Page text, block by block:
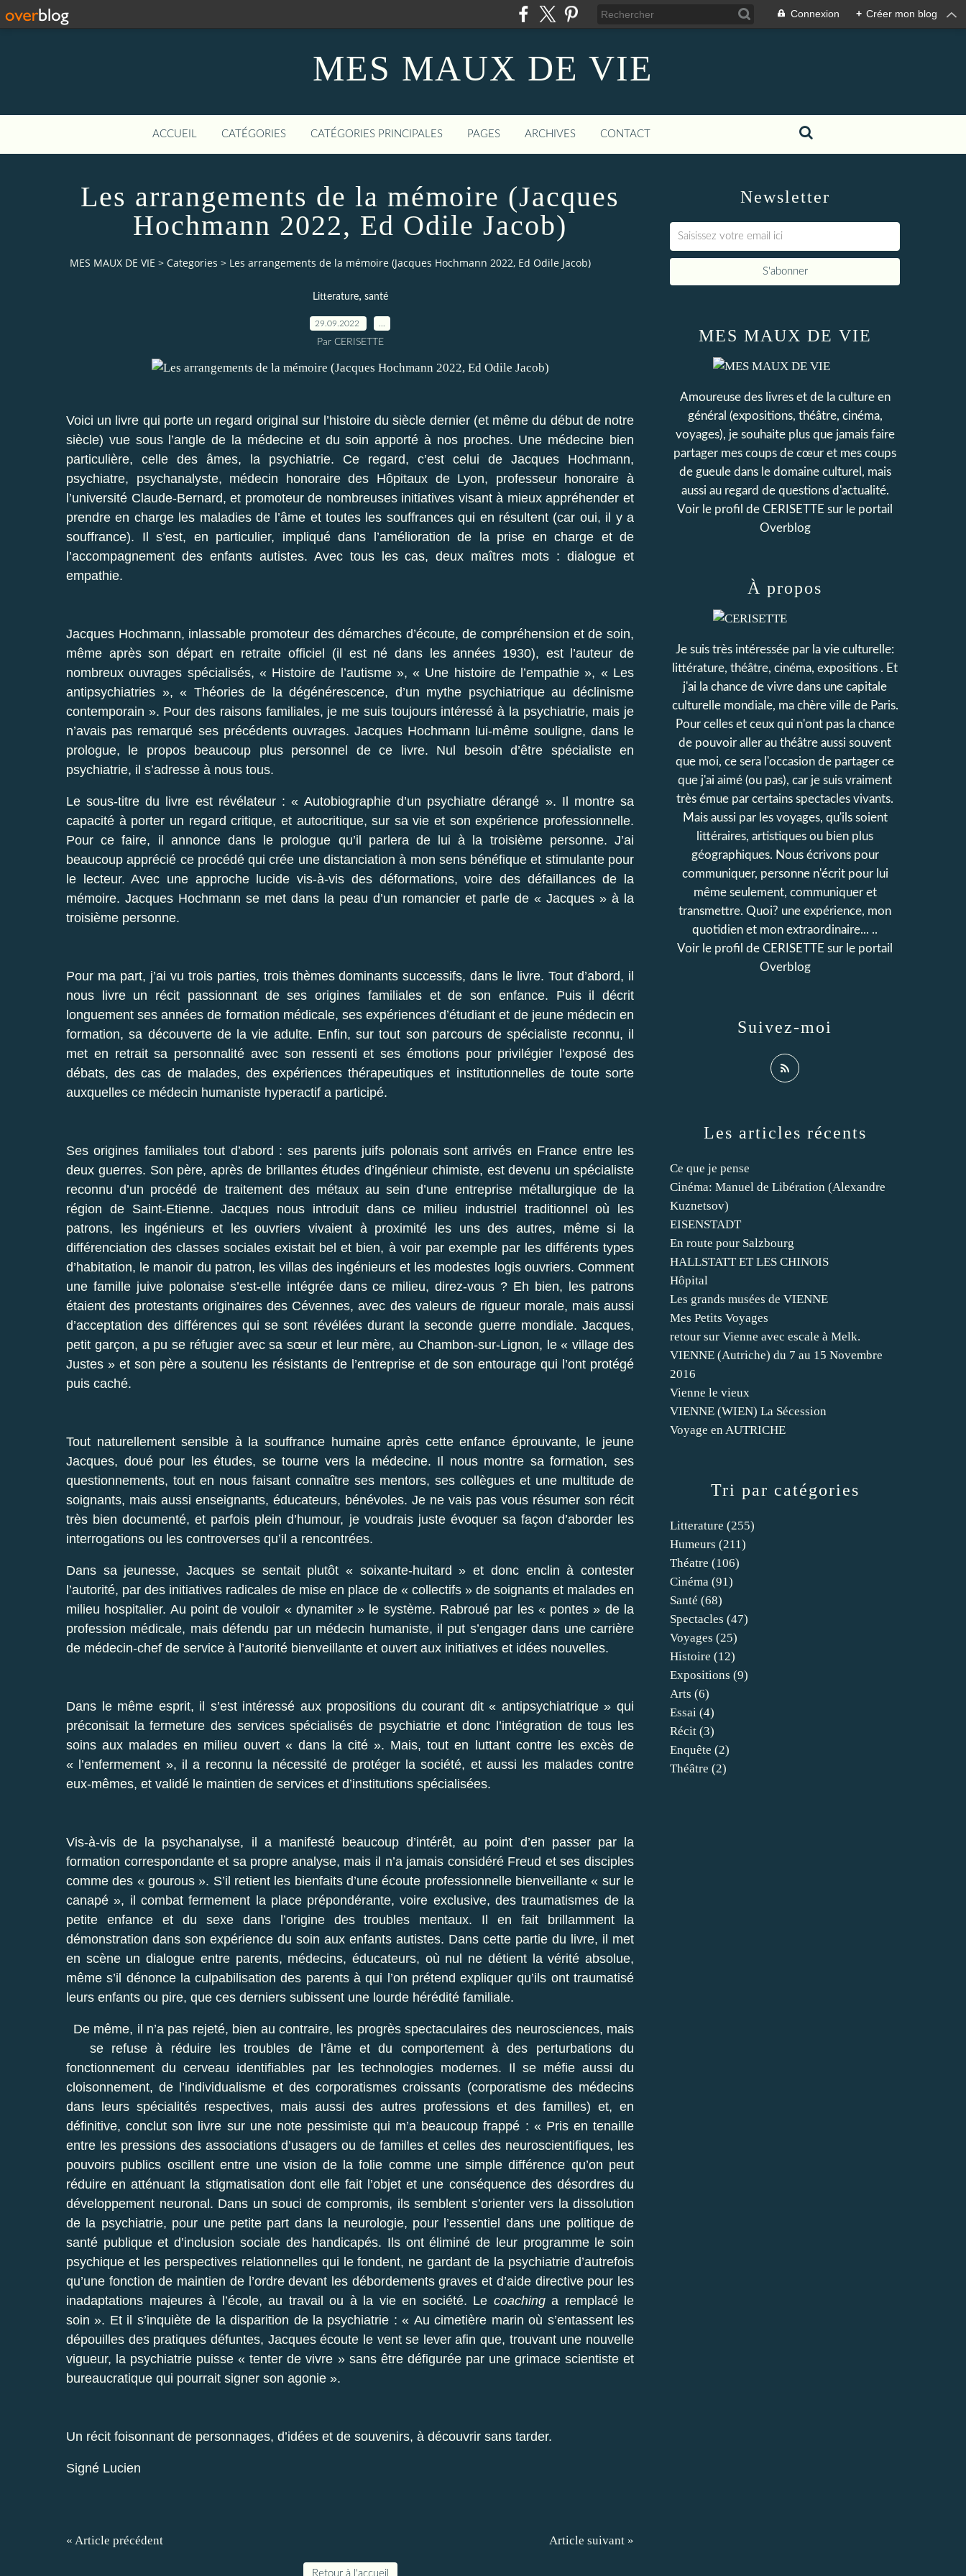
Connexion + Créer mon blog
MES MAUX DE VIE
ACCUEIL CATÉGORIES CATÉGORIES PRINCIPALES PAGES ARCHIVES CONTACT
Les arrangements de la mémoire (Jacques
Hochmann 2022, Ed Odile Jacob)
MES MAUX DE VIE > Categories > Les arrangements de la mémoire (Jacques Hochmann 2022, Ed Odile Jacob)
Litterature, santé
29.09.2022
Par CERISETTE
Voici un livre qui porte un regard original sur l’histoire du siècle dernier (et même du début de notre
siècle) vue sous l’angle de la médecine et du soin apporté à nos proches. Une médecine bien
particulière, celle des âmes, la psychiatrie. Ce regard, c’est celui de Jacques Hochmann,
psychiatre, psychanalyste, médecin honoraire des Hôpitaux de Lyon, professeur honoraire à
l’université Claude-Bernard, et promoteur de nombreuses initiatives visant à mieux appréhender et
prendre en charge les maladies de l’âme et toutes les souffrances qui en résultent (car oui, il y a
souffrance). Il s’est, en particulier, impliqué dans l’amélioration de la prise en charge et de
l’accompagnement des enfants autistes. Avec tous les cas, deux maîtres mots : dialogue et
empathie.
Jacques Hochmann, inlassable promoteur des démarches d’écoute, de compréhension et de soin,
même après son départ en retraite officiel (il est né dans les années 1930), est l’auteur de
nombreux ouvrages spécialisés, « Histoire de l’autisme », « Une histoire de l’empathie », « Les
antipsychiatries », « Théories de la dégénérescence, d’un mythe psychiatrique au déclinisme
contemporain ». Pour des raisons familiales, je me suis toujours intéressé à la psychiatrie, mais je
n’avais pas remarqué ses précédents ouvrages. Jacques Hochmann lui-même souligne, dans le
prologue, le propos beaucoup plus personnel de ce livre. Nul besoin d’être spécialiste en
psychiatrie, il s’adresse à nous tous.
Le sous-titre du livre est révélateur : « Autobiographie d’un psychiatre dérangé ». Il montre sa
capacité à porter un regard critique, et autocritique, sur sa vie et son expérience professionnelle.
Pour ce faire, il annonce dans le prologue qu’il parlera de lui à la troisième personne. J’ai
beaucoup apprécié ce procédé qui crée une distanciation à mon sens bénéfique et stimulante pour
le lecteur. Avec une approche lucide vis-à-vis des déformations, voire des défaillances de la
mémoire. Jacques Hochmann se met dans la peau d’un romancier et parle de « Jacques » à la
troisième personne.
Pour ma part, j’ai vu trois parties, trois thèmes dominants successifs, dans le livre. Tout d’abord, il
nous livre un récit passionnant de ses origines familiales et de son enfance. Puis il décrit
longuement ses années de formation médicale, ses expériences d’étudiant et de jeune médecin en
formation, sa découverte de la vie adulte. Enfin, sur tout son parcours de spécialiste reconnu, il
met en retrait sa personnalité avec son ressenti et ses émotions pour privilégier l’exposé des
débats, des cas de malades, des expériences thérapeutiques et institutionnelles de toute sorte
auxquelles ce médecin humaniste hyperactif a participé.
Ses origines familiales tout d’abord : ses parents juifs polonais sont arrivés en France entre les
deux guerres. Son père, après de brillantes études d’ingénieur chimiste, est devenu un spécialiste
reconnu d’un procédé de traitement des métaux au sein d’une entreprise métallurgique de la
région de Saint-Etienne. Jacques nous introduit dans ce milieu industriel traditionnel où les
patrons, les ingénieurs et les ouvriers vivaient à proximité les uns des autres, même si la
différenciation des classes sociales existait bel et bien, à voir par exemple par les différents types
d’habitation, le manoir du patron, les villas des ingénieurs et les modestes logis ouvriers. Comment
une famille juive polonaise s’est-elle intégrée dans ce milieu, direz-vous ? Eh bien, les patrons
étaient des protestants originaires des Cévennes, avec des valeurs de rigueur morale, mais aussi
d’acceptation des différences qui se sont révélées durant la seconde guerre mondiale. Jacques,
petit garçon, a pu se réfugier avec sa sœur et leur mère, au Chambon-sur-Lignon, le « village des
Justes » et son père a soutenu les résistants de l’entreprise et de son entourage qui l’ont protégé
puis caché.
Tout naturellement sensible à la souffrance humaine après cette enfance éprouvante, le jeune
Jacques, doué pour les études, se tourne vers la médecine. Il nous montre sa formation, ses
questionnements, tout en nous faisant connaître ses mentors, ses collègues et une multitude de
soignants, mais aussi enseignants, éducateurs, bénévoles. Je ne vais pas vous résumer son récit
très bien documenté, et parfois plein d’humour, je voudrais juste évoquer sa façon d’aborder les
interrogations ou les controverses qu’il a rencontrées.
Dans sa jeunesse, Jacques se sentait plutôt « soixante-huitard » et donc enclin à contester
l’autorité, par des initiatives radicales de mise en place de « collectifs » de soignants et malades en
milieu hospitalier. Au point de vouloir « dynamiter » le système. Rabroué par les « pontes » de la
profession médicale, mais défendu par un médecin humaniste, il put s’engager dans une carrière
de médecin-chef de service à l’autorité bienveillante et ouvert aux initiatives et idées nouvelles.
Dans le même esprit, il s’est intéressé aux propositions du courant dit « antipsychiatrique » qui
préconisait la fermeture des services spécialisés de psychiatrie et donc l’intégration de tous les
soins aux malades en milieu ouvert « dans la cité ». Mais, tout en luttant contre les excès de
« l’enfermement », il a reconnu la nécessité de protéger la société, et aussi les malades contre
eux-mêmes, et validé le maintien de services et d’institutions spécialisées.
Vis-à-vis de la psychanalyse, il a manifesté beaucoup d’intérêt, au point d’en passer par la
formation correspondante et sa propre analyse, mais il n’a jamais considéré Freud et ses disciples
comme des « gourous ». S’il retient les bienfaits d’une écoute professionnelle bienveillante « sur le
canapé », il combat fermement la place prépondérante, voire exclusive, des traumatismes de la
petite enfance et du sexe dans l’origine des troubles mentaux. Il en fait brillamment la
démonstration dans son expérience du soin aux enfants autistes. Dans cette partie du livre, il met
en scène un dialogue entre parents, médecins, éducateurs, où nul ne détient la vérité absolue,
même s’il dénonce la culpabilisation des parents à qui l’on prétend expliquer qu’ils ont traumatisé
leurs enfants ou pire, que ces derniers subissent une lourde hérédité familiale.
De même, il n’a pas rejeté, bien au contraire, les progrès spectaculaires des neurosciences, mais
se refuse à réduire les troubles de l’âme et du comportement à des perturbations du
fonctionnement du cerveau identifiables par les technologies modernes. Il se méfie aussi du
cloisonnement, de l’individualisme et des corporatismes croissants (corporatisme des médecins
dans leurs spécialités respectives, mais aussi des autres professions et des familles) et, en
définitive, conclut son livre sur une note pessimiste qui m’a beaucoup frappé : « Pris en tenaille
entre les pressions des associations d’usagers ou de familles et celles des neuroscientifiques, les
pouvoirs publics oscillent entre une vision de la folie comme une simple différence qu’on peut
réduire en atténuant la stigmatisation dont elle fait l’objet et une conséquence des désordres du
développement neuronal. Dans un souci de compromis, ils semblent s’orienter vers la dissolution
de la psychiatrie, pour une petite part dans la neurologie, pour l’essentiel dans une politique de
santé publique et d’inclusion sociale des handicapés. Ils ont éliminé de leur programme le soin
psychique et les perspectives relationnelles qui le fondent, ne gardant de la psychiatrie d’autrefois
qu’une fonction de maintien de l’ordre devant les débordements graves et d’aide directive pour les
inadaptations majeures à l’école, au travail ou à la vie en société. Le coachinga remplacé le
soin ». Et il s’inquiète de la disparition de la psychiatrie : « Au cimetière marin où s’entassent les
dépouilles des pratiques défuntes, Jacques écoute le vent se lever afin que, trouvant une nouvelle
vigueur, la psychiatrie puisse « tenter de vivre » sans être défigurée par une grimace scientiste et
bureaucratique qui pourrait signer son agonie ».
Un récit foisonnant de personnages, d’idées et de souvenirs, à découvrir sans tarder.
Signé Lucien
« Article précédent Article suivant »
Retour à l'accueil
Newsletter
Tri par catégories
Litterature (255)
Humeurs (211)
Théatre (106)
Cinéma (91)
Santé (68)
Spectacles (47)
Voyages (25)
Histoire (12)
Expositions (9)
Arts (6)
Essai (4)
Récit (3)
Enquête (2)
Théâtre (2)
Les articles récents
Ce que je pense
Cinéma: Manuel de Libération (Alexandre
Kuznetsov)
EISENSTADT
En route pour Salzbourg
HALLSTATT ET LES CHINOIS
Hôpital
Les grands musées de VIENNE
Mes Petits Voyages
retour sur Vienne avec escale à Melk.
VIENNE (Autriche) du 7 au 15 Novembre
2016
Vienne le vieux
VIENNE (WIEN) La Sécession
Voyage en AUTRICHE
MES MAUX DE VIE
Amoureuse des livres et de la culture en
général (expositions, théâtre, cinéma,
voyages), je souhaite plus que jamais faire
partager mes coups de cœur et mes coups
de gueule dans le domaine culturel, mais
aussi au regard de questions d'actualité.
Voir le profil de CERISETTE sur le portail
Overblog
Suivez-moi
À propos
Je suis très intéressée par la vie culturelle:
littérature, théâtre, cinéma, expositions . Et
j'ai la chance de vivre dans une capitale
culturelle mondiale, ma chère ville de Paris.
Pour celles et ceux qui n'ont pas la chance
de pouvoir aller au théâtre aussi souvent
que moi, ce sera l'occasion de partager ce
que j'ai aimé (ou pas), car je suis vraiment
très émue par certains spectacles vivants.
Mais aussi par les voyages, qu'ils soient
littéraires, artistiques ou bien plus
géographiques. Nous écrivons pour
communiquer, personne n'écrit pour lui
même seulement, communiquer et
transmettre. Quoi? une expérience, mon
quotidien et mon extraordinaire... ..
Voir le profil de CERISETTE sur le portail
Overblog